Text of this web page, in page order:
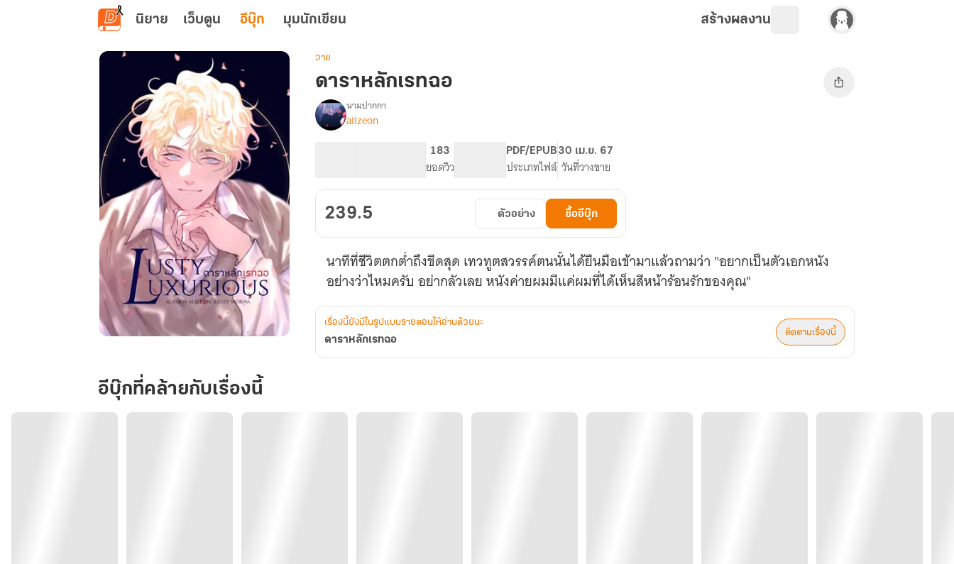
ข้ามไปยังเนื้อหาหลัก
นิยาย เว็บตูน อีบุ๊ก มุมนักเขียน สร้างผลงาน
เรท
ฉอ
วาย
ดาราหลักเรทฉอ
เรื่อง
ดารา
นามปากกา
alizeon
183
ยอดวิว
PDF/EPUB
ประเภทไฟล์
30 เม.ย. 67
วันที่วางขาย
239.5 ตัวอย่าง ซื้ออีบุ๊ก
นาทีที่ชีวิตตกต่ำถึงขีดสุด เทวทูตสวรรค์ตนนั้นได้ยืนมือเข้ามาแล้วถามว่า "อยากเป็นตัวเอกหนัง
อย่างว่าไหมครับ อย่ากลัวเลย หนังค่ายผมมีแค่ผมที่ได้เห็นสีหน้าร้อนรักของคุณ"
เรื่องนี้ยังมีในรูปแบบรายตอนให้อ่านด้วยนะ
ดาราหลักเรทฉอ
ติดตามเรื่องนี้
อีบุ๊กที่คล้ายกับเรื่องนี้